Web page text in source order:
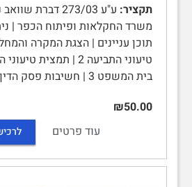
תקציר:
ע"ע 273/03 דברת
משרד החקלאות ופיתוח הכפר |
בית המשפט 3 | חשיבות פסק הדין ותרומתו …
₪50.00
עוד פרטים